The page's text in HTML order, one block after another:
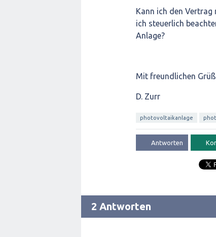
Kann ich den Vertrag
ich steuerlich
Anlage?
Mit freundlichen
D. Zurr
photovoltaikanlage
2 Antworten